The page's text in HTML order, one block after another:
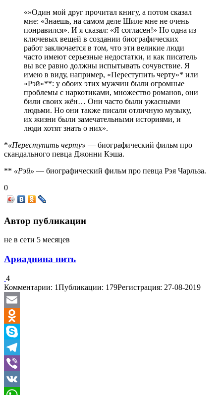
«»Один мой друг прочитал книгу, а потом сказал
мне: «Знаешь, на самом деле Шиле мне не очень
понравился». И я сказал: «Я согласен!» Но одна из
ключевых вещей в создании биографических
работ заключается в том, что эти великие люди
часто имеют серьезные недостатки, и как писатель
вы все равно должны испытывать сочувствие. Я
имею в виду, например, «Переступить черту»* или
«Рэй»**: у обоих этих мужчин были огромные
проблемы с наркотиками, множество романов, они
били своих жён… Они часто были ужасными
людьми. Но они также писали отличную музыку,
их жизни были замечательными историями, и
люди хотят знать о них».
*«Переступить черту» — биографический фильм про
скандального певца Джонни Кэша.
** «Рэй» — биографический фильм про певца Рэя Чарльза.
0
Автор публикации
не в сети 5 месяцев
Ариаднина нить
4
Комментарии: 1Публикации: 179Регистрация: 27-08-2019
Email
Odnoklassniki
Skype
Telegram
Viber